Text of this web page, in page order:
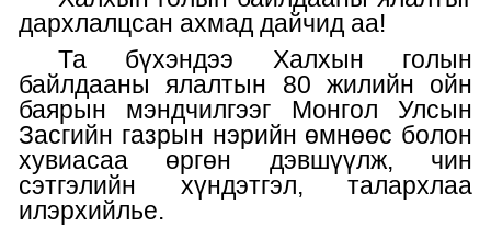
дархлалцсан ахмад дайчид аа!
Та бүхэндээ Халхын голын
байлдааны ялалтын 80 жилийн ойн
баярын мэндчилгээг Монгол Улсын
Засгийн газрын нэрийн өмнөөс болон
хувиасаа өргөн дэвшүүлж, чин
сэтгэлийн хүндэтгэл, талархлаа
илэрхийлье.